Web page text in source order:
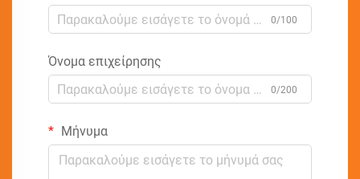
0/100
Όνομα επιχείρησης
0/200
Μήνυμα